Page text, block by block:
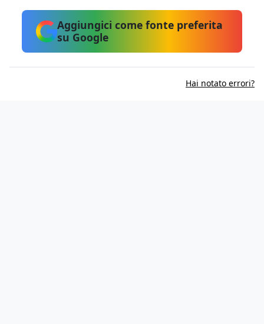
Aggiungici come fonte preferita
su Google
Hai notato errori?